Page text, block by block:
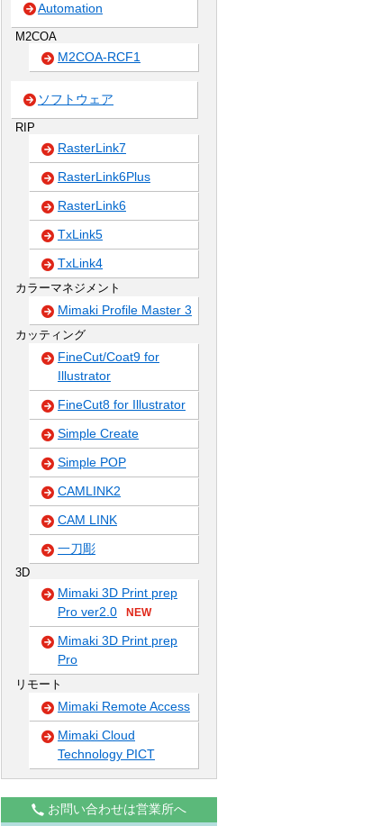
Automation
M2COA
M2COA-RCF1
ソフトウェア
RIP
RasterLink7
RasterLink6Plus
RasterLink6
TxLink5
TxLink4
カラーマネジメント
Mimaki Profile Master 3
カッティング
FineCut/Coat9 for
Illustrator
FineCut8 for Illustrator
Simple Create
Simple POP
CAMLINK2
CAM LINK
一刀彫
3D
Mimaki 3D Print prep
Pro ver2.0
NEW
Mimaki 3D Print prep
Pro
リモート
Mimaki Remote Access
Mimaki Cloud
Technology PICT
お問い合わせは営業所へ